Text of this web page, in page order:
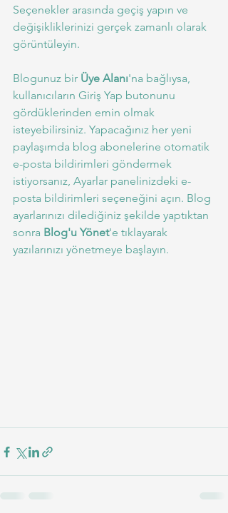
Seçenekler arasında geçiş yapın ve
değişikliklerinizi gerçek zamanlı olarak
görüntüleyin.
Blogunuz bir Üye Alanı'na bağlıysa,
kullanıcıların Giriş Yap butonunu
gördüklerinden emin olmak
isteyebilirsiniz. Yapacağınız her yeni
paylaşımda blog abonelerine otomatik
e-posta bildirimleri göndermek
istiyorsanız, Ayarlar panelinizdeki e-
posta bildirimleri seçeneğini açın. Blog
ayarlarınızı dilediğiniz şekilde yaptıktan
sonra Blog'u Yönet'e tıklayarak
yazılarınızı yönetmeye başlayın.